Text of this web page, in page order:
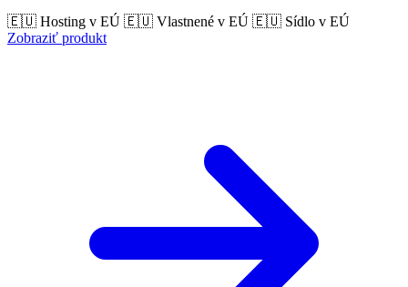
🇪🇺 Hosting v EÚ 🇪🇺 Vlastnené v EÚ 🇪🇺 Sídlo v EÚ
Zobraziť produkt